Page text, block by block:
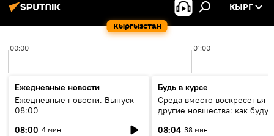
Кыргызстан
КЫРГ
00:00 01:00
Ежедневные новости
Ежедневные новости. Выпуск
08:00
08:00 4 мин
Будь в курсе
Среда вместо воскресенья и
другие новшества: как будут
08:04 38 мин